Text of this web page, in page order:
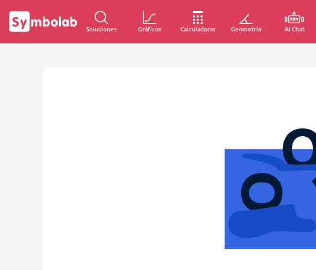
Soluciones Gráficos Calculadoras Geometría AI Chat